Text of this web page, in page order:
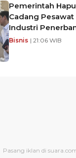
Pemerintah
Cadang
Industri
Bisnis | 21:06 WIB